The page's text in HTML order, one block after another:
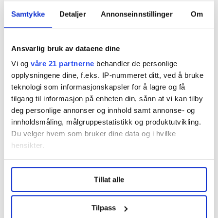
Samtykke Detaljer Annonseinnstillinger Om
Ansvarlig bruk av dataene dine
Vi og våre 21 partnerne behandler de personlige
opplysningene dine, f.eks. IP-nummeret ditt, ved å bruke
teknologi som informasjonskapsler for å lagre og få
tilgang til informasjon på enheten din, sånn at vi kan tilby
deg personlige annonser og innhold samt annonse- og
innholdsmåling, målgruppestatistikk og produktutvikling.
Du velger hvem som bruker dine data og i hvilke
hensikter.
Undermer infokan du lese om hvordan dine personlige
data behandles og hvordan du kan velge hvordan de skal
brukes. Du kan hele tiden endre eller trekke tilbake ditt
samtykke fra erklæringen om informasjonskapsler.
Tillat alle
Tilpass
Spekter
Denne artikkelen erover fem år gammel.
Tariff Nyheter Tariff, Spekter
Dette er en sak fra
Vi skriver om de ansatte i staten og